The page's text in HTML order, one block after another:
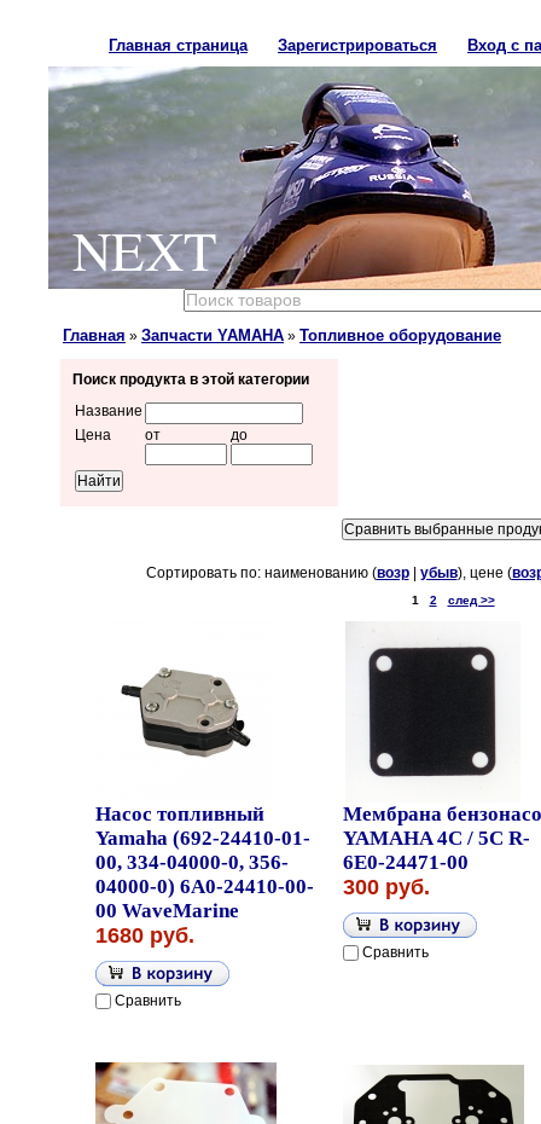
Главная страница Зарегистрироваться Вход с
NEXT
Главная » Запчасти YAMAHA » Топливное оборудование
Поиск продукта в этой категории
Название
Цена
от до
Сортировать по: наименованию (возр| убыв), цене (
1 2 след >>
Насос топливный
Yamaha (692-24410-01-
00, 334-04000-0, 356-
04000-0) 6A0-24410-00-
00 WaveMarine
1680 руб.
Сравнить
Мембрана
YAMAHA 4C / 5C R-
6E0-24471-00
300 руб.
Сравнить